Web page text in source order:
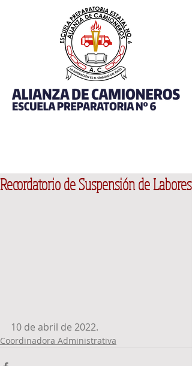
Recordatorio de Suspensión de Labores
10 de abril de 2022.
Coordinadora Administrativa